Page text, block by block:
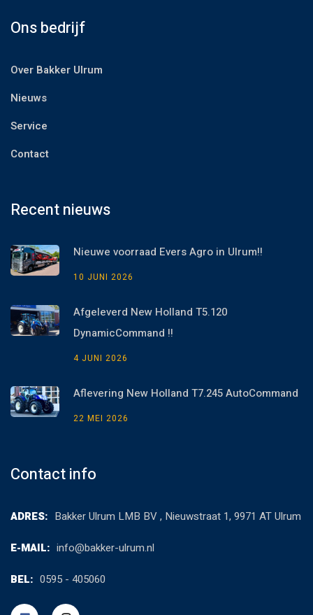
Ons bedrijf
Over Bakker Ulrum
Nieuws
Service
Contact
Recent nieuws
Nieuwe voorraad Evers Agro in Ulrum!!
10 JUNI 2026
Afgeleverd New Holland T5.120
DynamicCommand !!
4 JUNI 2026
Aflevering New Holland T7.245 AutoCommand
22 MEI 2026
Contact info
ADRES: Bakker Ulrum LMB BV , Nieuwstraat 1, 9971 AT Ulrum
E-MAIL: info@bakker-ulrum.nl
BEL: 0595 - 405060